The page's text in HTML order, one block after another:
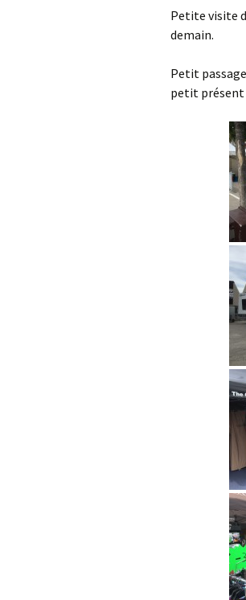
Comptes
Petite visite
demain.
Petit
petit présent